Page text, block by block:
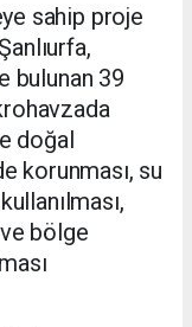
sahip proje
bulunan 39
doğal
korunması, su
bölge